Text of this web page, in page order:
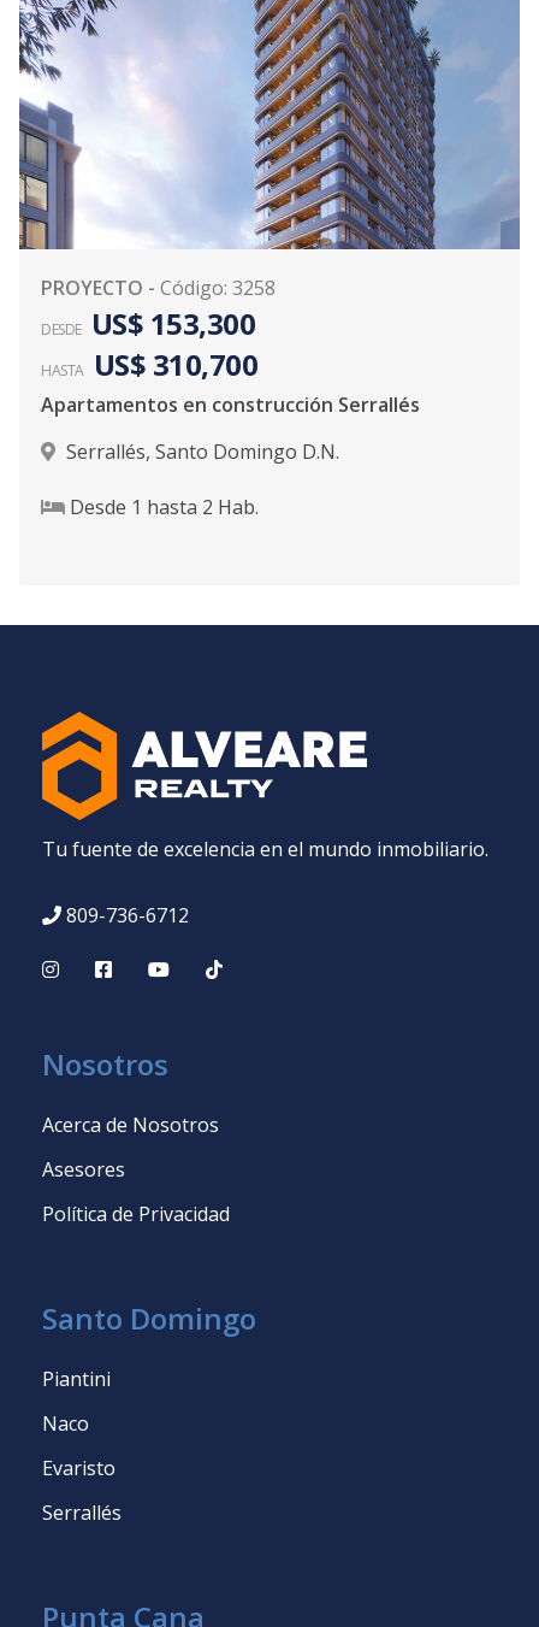
PROYECTO - Código: 3258
DESDE US$ 153,300
HASTA US$ 310,700
Apartamentos en construcción Serrallés
Serrallés, Santo Domingo D.N.
Desde 1 hasta 2 Hab.
Tu fuente de excelencia en el mundo inmobiliario.
809-736-6712
Nosotros
Acerca de Nosotros
Asesores
Política de Privacidad
Santo Domingo
Piantini
Naco
Evaristo
Serrallés
Punta Cana